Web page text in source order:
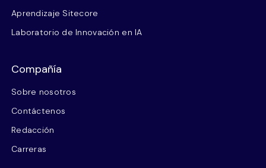
Aprendizaje Sitecore
Laboratorio de Innovación en IA
Compañía
Sobre nosotros
Contáctenos
Redacción
Carreras